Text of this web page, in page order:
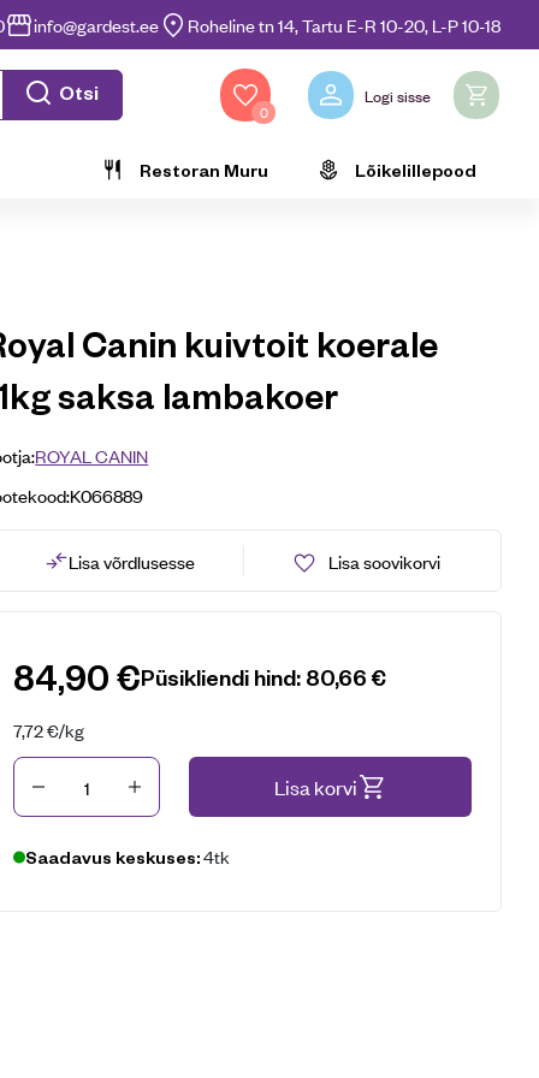
info@gardest.ee Roheline tn 14, Tartu E-R 10-20, L-P 10-18
Otsi
0
Logi sisse
Restoran Muru Lõikelillepood
Canin kuivtoit koerale
saksa lambakoer
ROYAL CANIN
K066889
Lisa võrdlusesse Lisa soovikorvi
84,90€Püsikliendi hind: 80,66€
7,72€/kg
Kogus Lisa korvi
Saadavus keskuses:4tk